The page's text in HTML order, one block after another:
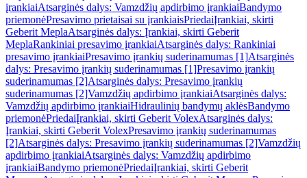
įrankiaiAtsarginės dalys: Vamzdžių apdirbimo įrankiaiBandymo
priemonėPresavimo prietaisai su įrankiaisPriedaiĮrankiai, skirti
Geberit MeplaAtsarginės dalys: Įrankiai, skirti Geberit
MeplaRankiniai presavimo įrankiaiAtsarginės dalys: Rankiniai
presavimo įrankiaiPresavimo įrankių suderinamumas [1]Atsarginės
dalys: Presavimo įrankių suderinamumas [1]Presavimo įrankių
suderinamumas [2]Atsarginės dalys: Presavimo įrankių
suderinamumas [2]Vamzdžių apdirbimo įrankiaiAtsarginės dalys:
Vamzdžių apdirbimo įrankiaiHidraulinių bandymų aklėsBandymo
priemonėPriedaiĮrankiai, skirti Geberit VolexAtsarginės dalys:
Įrankiai, skirti Geberit VolexPresavimo įrankių suderinamumas
[2]Atsarginės dalys: Presavimo įrankių suderinamumas [2]Vamzdžių
apdirbimo įrankiaiAtsarginės dalys: Vamzdžių apdirbimo
įrankiaiBandymo priemonėPriedaiĮrankiai, skirti Geberit